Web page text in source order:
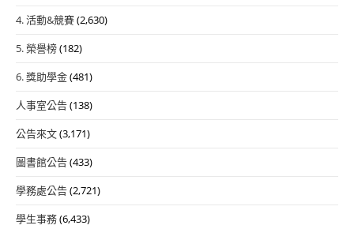
4. 活動&競賽(2,630)
5. 榮譽榜(182)
6. 獎助學金(481)
人事室公告(138)
公告來文(3,171)
圖書館公告(433)
學務處公告(2,721)
學生事務(6,433)